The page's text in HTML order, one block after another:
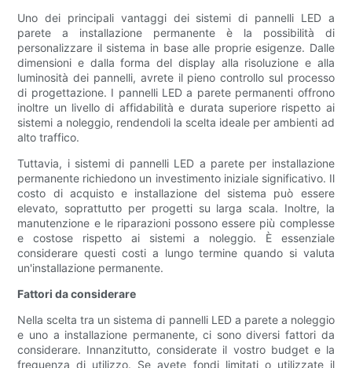
Uno dei principali vantaggi dei sistemi di pannelli LED a
parete a installazione permanente è la possibilità di
personalizzare il sistema in base alle proprie esigenze. Dalle
dimensioni e dalla forma del display alla risoluzione e alla
luminosità dei pannelli, avrete il pieno controllo sul processo
di progettazione. I pannelli LED a parete permanenti offrono
inoltre un livello di affidabilità e durata superiore rispetto ai
sistemi a noleggio, rendendoli la scelta ideale per ambienti ad
alto traffico.
Tuttavia, i sistemi di pannelli LED a parete per installazione
permanente richiedono un investimento iniziale significativo. Il
costo di acquisto e installazione del sistema può essere
elevato, soprattutto per progetti su larga scala. Inoltre, la
manutenzione e le riparazioni possono essere più complesse
e costose rispetto ai sistemi a noleggio. È essenziale
considerare questi costi a lungo termine quando si valuta
un'installazione permanente.
Fattori da considerare
Nella scelta tra un sistema di pannelli LED a parete a noleggio
e uno a installazione permanente, ci sono diversi fattori da
considerare. Innanzitutto, considerate il vostro budget e la
frequenza di utilizzo. Se avete fondi limitati o utilizzate il